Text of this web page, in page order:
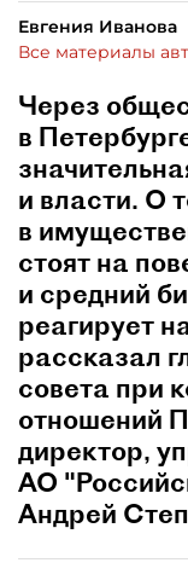
Евгения Иванова
Все материалы
Через
в
и власти. О
в
стоят на
и средний
реагирует
рассказал
совета при
отношений
директор,
АО
Андрей